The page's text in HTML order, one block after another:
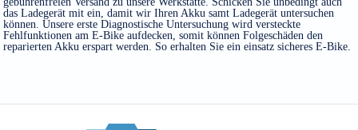
das Ladegerät mit ein, damit wir Ihren Akku samt Ladegerät untersuchen
können. Unsere erste Diagnostische Untersuchung wird versteckte
Fehlfunktionen am E-Bike aufdecken, somit können Folgeschäden den
reparierten Akku erspart werden. So erhalten Sie ein einsatz sicheres E-Bike.